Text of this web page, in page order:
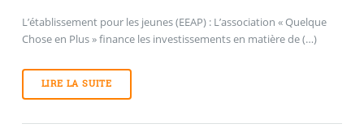
L’établissement pour les jeunes (EEAP) : L’association « Quelque
Chose en Plus » finance les investissements en matière de (…)
LIRE LA SUITE